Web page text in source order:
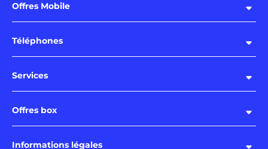
Offres Mobile
Téléphones
Services
Offres box
Informations légales